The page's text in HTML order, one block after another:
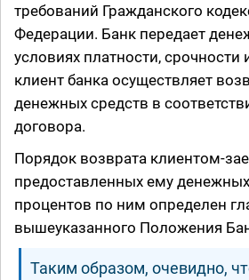
требований Гражданского
Федерации. Банк передает
условиях платности, срочности
клиент банка осуществляет
денежных средств в
договора.
Порядок возврата клиентом-
предоставленных ему
процентов по ним определен
вышеуказанного Положения
Таким образом, очевидно,